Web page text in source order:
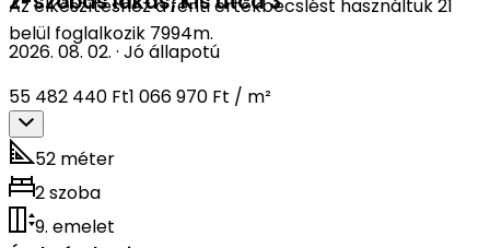
Az elkészítéshez a fenti értékbecslést használtuk 21
belül foglalkozik 7994m.
2026. 08. 02. · Jó állapotú
55 482 440 Ft1 066 970 Ft / m²
52 méter
2 szoba
9. emelet